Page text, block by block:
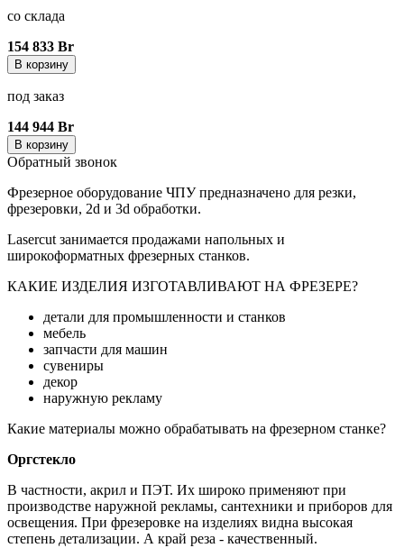
со склада
154 833 Br
В корзину
под заказ
144 944 Br
В корзину
Обратный звонок
Фрезерное оборудование ЧПУ предназначено для резки,
фрезеровки, 2d и 3d обработки.
Lasercut занимается продажами напольных и
широкоформатных фрезерных станков.
КАКИЕ ИЗДЕЛИЯ ИЗГОТАВЛИВАЮТ НА ФРЕЗЕРЕ?
детали для промышленности и станков
мебель
запчасти для машин
сувениры
декор
наружную рекламу
Какие материалы можно обрабатывать на фрезерном станке?
Оргстекло
В частности, акрил и ПЭТ. Их широко применяют при
производстве наружной рекламы, сантехники и приборов для
освещения. При фрезеровке на изделиях видна высокая
степень детализации. А край реза - качественный.